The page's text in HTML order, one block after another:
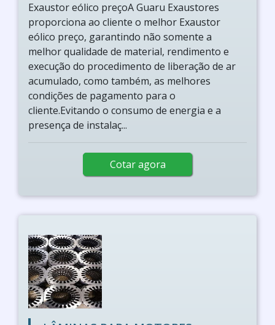
Exaustor eólico preçoA Guaru Exaustores
proporciona ao cliente o melhor Exaustor
eólico preço, garantindo não somente a
melhor qualidade de material, rendimento e
execução do procedimento de liberação de ar
acumulado, como também, as melhores
condições de pagamento para o
cliente.Evitando o consumo de energia e a
presença de instalaç...
Cotar agora